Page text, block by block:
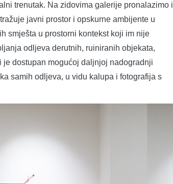
trenutak. Na zidovima galerije pronalazimo i
javni prostor i opskurne ambijente u
smješta u prostorni kontekst koji im nije
odljeva derutnih, ruiniranih objekata,
dostupan mogućoj daljnjoj nadogradnji
samih odljeva, u vidu kalupa i fotografija s